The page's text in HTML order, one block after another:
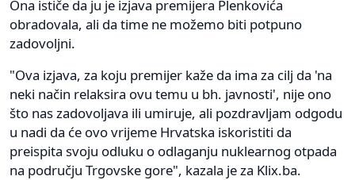
Ona ističe da ju je izjava premijera Plenkovića
obradovala, ali da time ne možemo biti potpuno
zadovoljni.
"Ova izjava, za koju premijer kaže da ima za cilj da 'na
neki način relaksira ovu temu u bh. javnosti', nije ono
što nas zadovoljava ili umiruje, ali pozdravljam odgodu
u nadi da će ovo vrijeme Hrvatska iskoristiti da
preispita svoju odluku o odlaganju nuklearnog otpada
na području Trgovske gore", kazala je za Klix.ba.